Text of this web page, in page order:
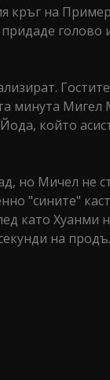
кръг на
минута
който
но Мичел не
"сините"
като Хуанми
на